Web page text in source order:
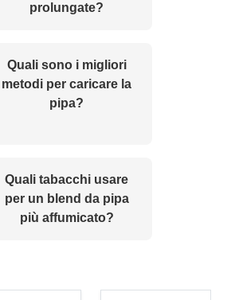
prolungate?
Quali sono i migliori
metodi per caricare la
pipa?
Quali tabacchi usare
per un blend da pipa
più affumicato?